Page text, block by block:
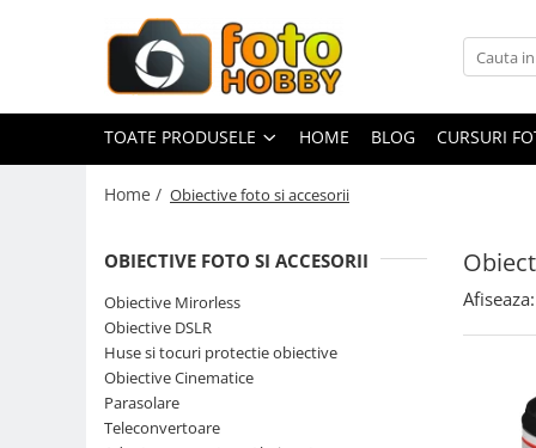
Toate Produsele
Aparate Foto
Aparate Foto Mirrorless
Aparate Foto DSLR
Aparate foto instant
Aparate foto pe film
Cursuri foto
Obiective foto si accesorii
Obiective Mirorless
TOATE PRODUSELE HOME BLOG CURSURI
Home / Obiective foto si accesorii
OBIECTIVE FOTO SI ACCESORII
Obiective Mirorless
Obiective DSLR
Huse si tocuri protectie obiective
Obiective Cinematice
Parasolare
Teleconvertoare
Afiseaza: